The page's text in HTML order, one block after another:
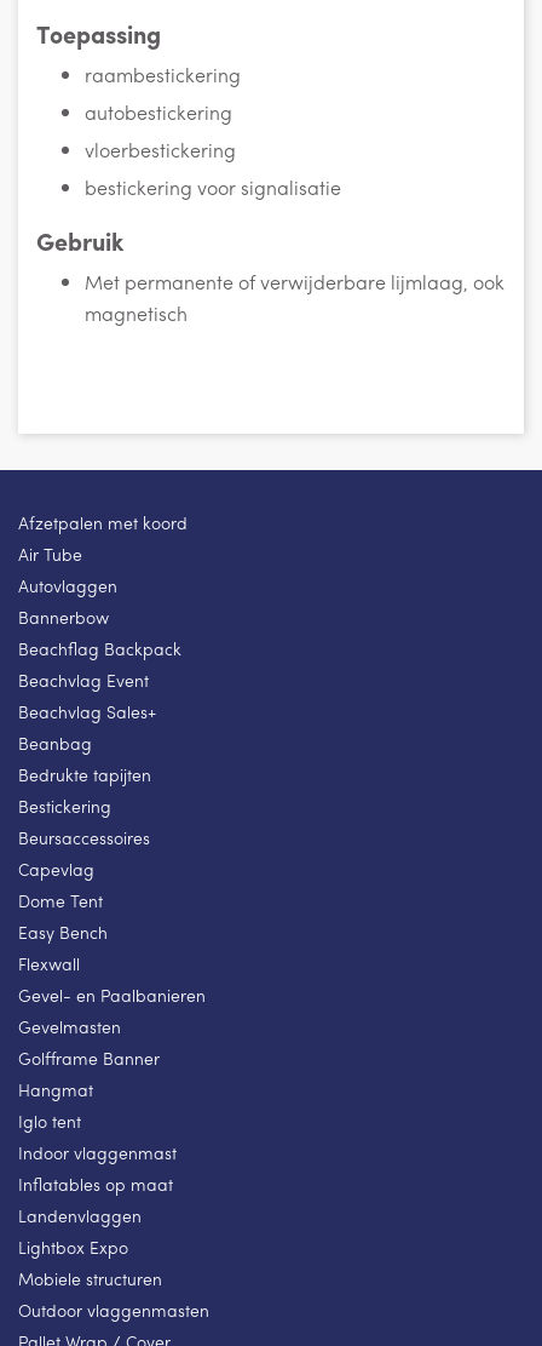
Toepassing
raambestickering
autobestickering
vloerbestickering
bestickering voor signalisatie
Gebruik
Met permanente of verwijderbare lijmlaag, ook
magnetisch
Afzetpalen met koord
Air Tube
Autovlaggen
Bannerbow
Beachflag Backpack
Beachvlag Event
Beachvlag Sales+
Beanbag
Bedrukte tapijten
Bestickering
Beursaccessoires
Capevlag
Dome Tent
Easy Bench
Flexwall
Gevel- en Paalbanieren
Gevelmasten
Golfframe Banner
Hangmat
Iglo tent
Indoor vlaggenmast
Inflatables op maat
Landenvlaggen
Lightbox Expo
Mobiele structuren
Outdoor vlaggenmasten
Pallet Wrap / Cover